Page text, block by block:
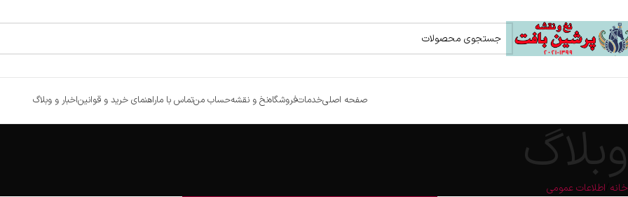
صفحه اصلیخدماتفروشگاهنخ و نقشهحساب منتماس با ماراهنمای خرید و قوانیناخبار و وبلاگ
وبلاگ
خانه اطلاعات عمومی